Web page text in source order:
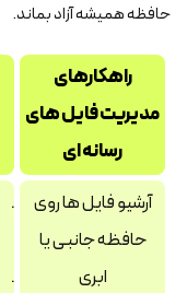
حافظه همیشه آزاد بماند.
راهکارهای
مدیریت فایل های
رسانه ای
آرشیو فایل‌ ها روی
حافظه جانبی یا
ابری